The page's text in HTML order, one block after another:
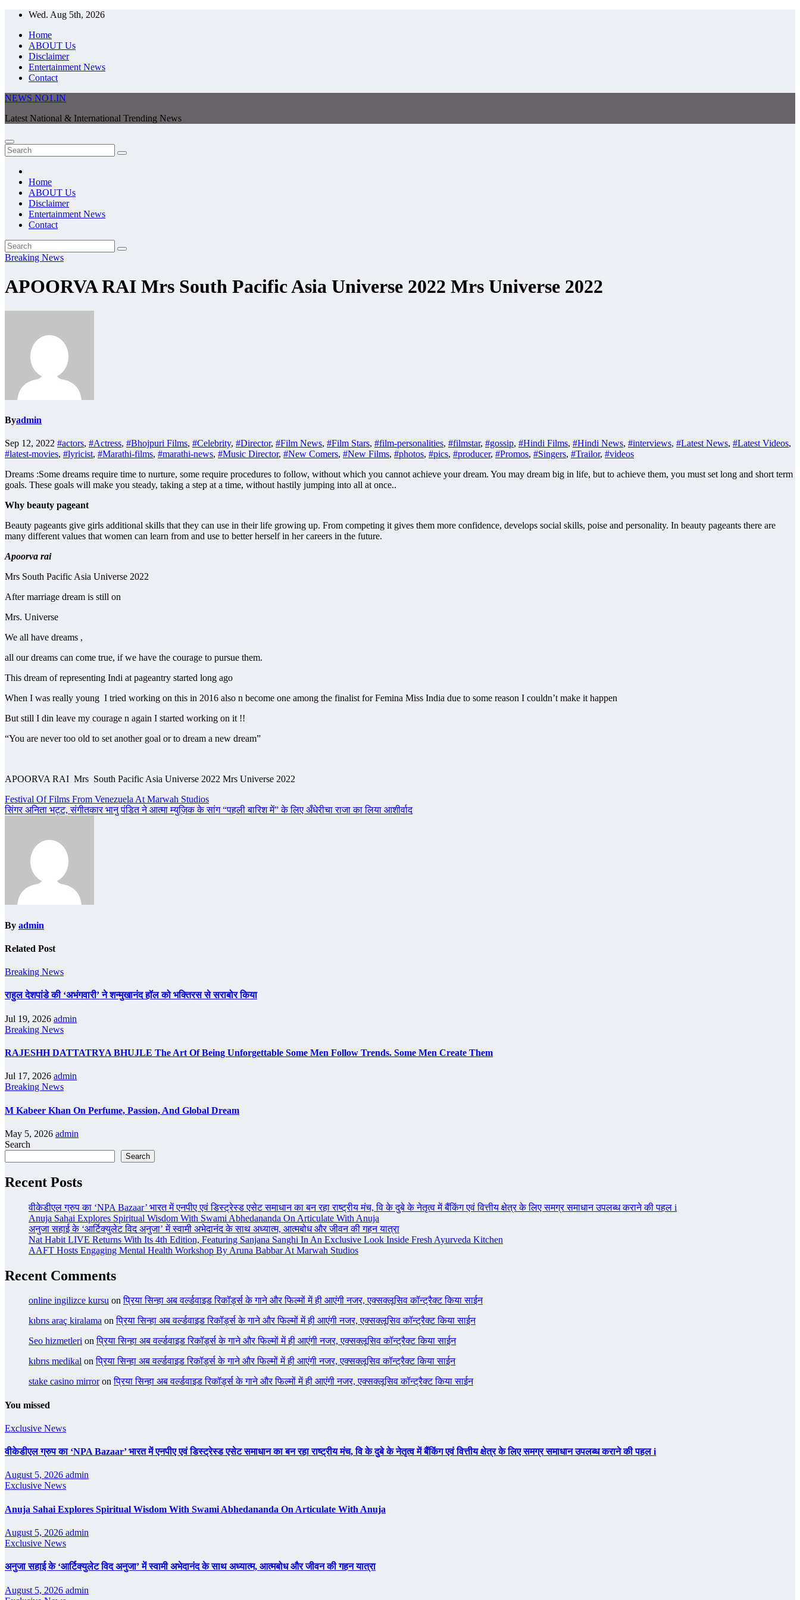
Skip
content
Wed. Aug 5th, 2026
Home
ABOUT Us
Disclaimer
Entertainment News
Contact
NEWS NO1.IN
Latest National & International Trending News
Home
ABOUT Us
Disclaimer
Entertainment News
Contact
Breaking News
APOORVA RAI Mrs South Pacific Asia Universe 2022 Mrs Universe 2022
Byadmin
Sep 12, 2022 #actors, #Actress, #Bhojpuri Films, #Celebrity, #Director, #Film News, #Film Stars, #film-personalities, #filmstar, #gossip, #Hindi Films, #Hindi News, #interviews, #Latest News, #Latest Videos,
#latest-movies, #lyricist, #Marathi-films, #marathi-news, #Music Director, #New Comers, #New Films, #photos, #pics, #producer, #Promos, #Singers, #Trailor, #videos
Dreams :Some dreams require time to nurture, some require procedures to follow, without which you cannot achieve your dream. You may dream big in life, but to achieve them, you must set long and short term
goals. These goals will make you steady, taking a step at a time, without hastily jumping into all at once..
Why beauty pageant
Beauty pageants give girls additional skills that they can use in their life growing up. From competing it gives them more confidence, develops social skills, poise and personality. In beauty pageants there are
many different values that women can learn from and use to better herself in her careers in the future.
Apoorva rai
Mrs South Pacific Asia Universe 2022
After marriage dream is still on
Mrs. Universe
We all have dreams ,
all our dreams can come true, if we have the courage to pursue them.
This dream of representing Indi at pageantry started long ago
When I was really young I tried working on this in 2016 also n become one among the finalist for Femina Miss India due to some reason I couldn’t make it happen
But still I din leave my courage n again I started working on it !!
“You are never too old to set another goal or to dream a new dream”
APOORVA RAI Mrs South Pacific Asia Universe 2022 Mrs Universe 2022
Post
navigation
Festival Of Films From Venezuela At Marwah Studios
सिंगर अनिता भट्ट, संगीतकार भानु पंडित ने आत्मा म्युज़िक के सांग “पहली बारिश में” के लिए अँधेरीचा राजा का लिया आशीर्वाद
By admin
Related Post
Breaking News
राहुल देशपांडे की ‘अभंगवारी’ ने शन्मुखानंद हॉल को भक्तिरस से सराबोर किया
Jul 19, 2026 admin
Breaking News
RAJESHH DATTATRYA BHUJLE The Art Of Being Unforgettable Some Men Follow Trends. Some Men Create Them
Jul 17, 2026 admin
Breaking News
M Kabeer Khan On Perfume, Passion, And Global Dream
May 5, 2026 admin
Search
Search
Recent Posts
वीकेडीएल ग्रुप का ‘NPA Bazaar’ भारत में एनपीए एवं डिस्ट्रेस्ड एसेट समाधान का बन रहा राष्ट्रीय मंच, वि के दुबे के नेतृत्व में बैंकिंग एवं वित्तीय क्षेत्र के लिए समग्र समाधान उपलब्ध कराने की पहल i
Anuja Sahai Explores Spiritual Wisdom With Swami Abhedananda On Articulate With Anuja
अनुजा सहाई के ‘आर्टिक्युलेट विद अनुजा’ में स्वामी अभेदानंद के साथ अध्यात्म, आत्मबोध और जीवन की गहन यात्रा
Nat Habit LIVE Returns With Its 4th Edition, Featuring Sanjana Sanghi In An Exclusive Look Inside Fresh Ayurveda Kitchen
AAFT Hosts Engaging Mental Health Workshop By Aruna Babbar At Marwah Studios
Recent Comments
online ingilizce kursu onप्रिया सिन्हा अब वर्ल्डवाइड रिकॉर्ड्स के गाने और फिल्मों में ही आएंगी नजर, एक्सक्लूसिव कॉन्ट्रैक्ट किया साईन
kıbrıs araç kiralama onप्रिया सिन्हा अब वर्ल्डवाइड रिकॉर्ड्स के गाने और फिल्मों में ही आएंगी नजर, एक्सक्लूसिव कॉन्ट्रैक्ट किया साईन
Seo hizmetleri onप्रिया सिन्हा अब वर्ल्डवाइड रिकॉर्ड्स के गाने और फिल्मों में ही आएंगी नजर, एक्सक्लूसिव कॉन्ट्रैक्ट किया साईन
kıbrıs medikal onप्रिया सिन्हा अब वर्ल्डवाइड रिकॉर्ड्स के गाने और फिल्मों में ही आएंगी नजर, एक्सक्लूसिव कॉन्ट्रैक्ट किया साईन
stake casino mirroronप्रिया सिन्हा अब वर्ल्डवाइड रिकॉर्ड्स के गाने और फिल्मों में ही आएंगी नजर, एक्सक्लूसिव कॉन्ट्रैक्ट किया साईन
You missed
Exclusive News
वीकेडीएल ग्रुप का ‘NPA Bazaar’ भारत में एनपीए एवं डिस्ट्रेस्ड एसेट समाधान का बन रहा राष्ट्रीय मंच, वि के दुबे के नेतृत्व में बैंकिंग एवं वित्तीय क्षेत्र के लिए समग्र समाधान उपलब्ध कराने की पहल i
August 5, 2026 admin
Exclusive News
Anuja Sahai Explores Spiritual Wisdom With Swami Abhedananda On Articulate With Anuja
August 5, 2026 admin
Exclusive News
अनुजा सहाई के ‘आर्टिक्युलेट विद अनुजा’ में स्वामी अभेदानंद के साथ अध्यात्म, आत्मबोध और जीवन की गहन यात्रा
August 5, 2026 admin